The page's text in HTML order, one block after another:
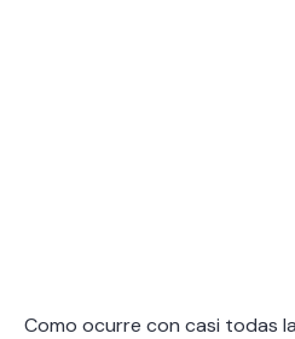
Como ocurre con casi todas